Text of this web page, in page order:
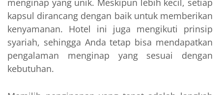
menginap yang unik. Meskipun lebih kecil, setiap
kapsul dirancang dengan baik untuk memberikan
kenyamanan. Hotel ini juga mengikuti prinsip
syariah, sehingga Anda tetap bisa mendapatkan
pengalaman menginap yang sesuai dengan
kebutuhan.